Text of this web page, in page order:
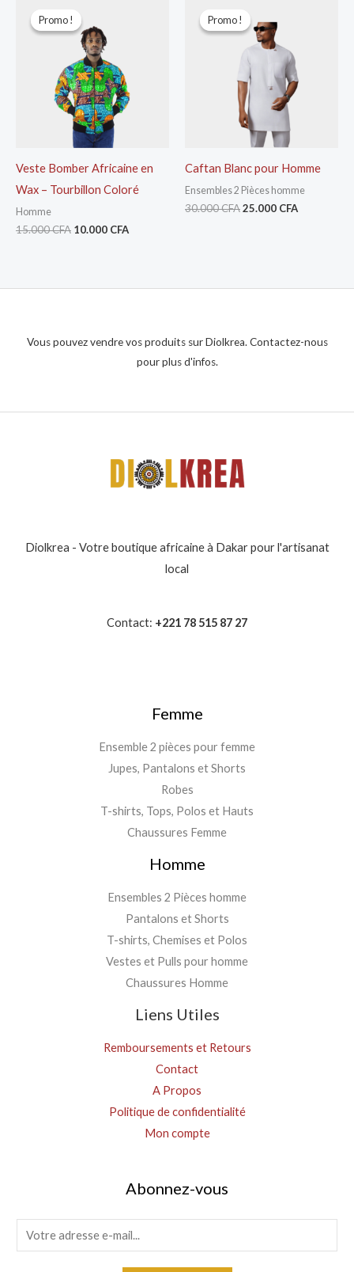
Promo !
Promo !
Veste Bomber Africaine en
Wax – Tourbillon Coloré
Homme
15.000CFA
initial
était :
15.000 CFA.
10.000 CFA
Promo !
Promo !
Caftan Blanc pour Homme
Ensembles 2 Pièces homme
30.000CFA
initial
était :
30.000 CFA.
25.000 CFA
Vous pouvez vendre vos produits sur Diolkrea. Contactez-nous
pour plus d'infos.
Diolkrea - Votre boutique africaine à Dakar pour l'artisanat
local
Contact: +221 78 515 87 27
Femme
Ensemble 2 pièces pour femme
Jupes, Pantalons et Shorts
Robes
T-shirts, Tops, Polos et Hauts
Chaussures Femme
Homme
Ensembles 2 Pièces homme
Pantalons et Shorts
T-shirts, Chemises et Polos
Vestes et Pulls pour homme
Chaussures Homme
Liens Utiles
Remboursements et Retours
Contact
A Propos
Politique de confidentialité
Mon compte
Abonnez-vous
m